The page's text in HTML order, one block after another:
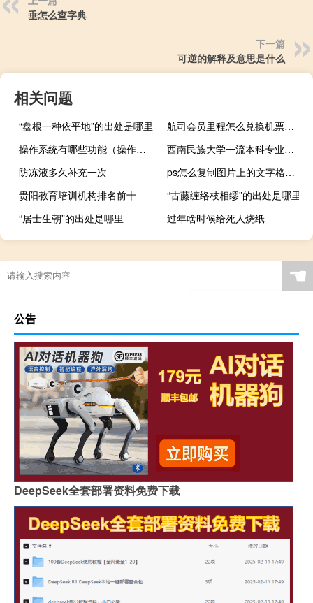
垂怎么查字典
下一篇
可逆的解释及意思是什么
相关问题
“盘根一种依平地”的出处是哪里
航司会员里程怎么兑换机票（收藏|国内航司里程兑换指南）
操作系统有哪些功能（操作系统有哪些）
西南民族大学一流本科专业建设名单
防冻液多久补充一次
ps怎么复制图片上的文字格式（用PS怎么复制图片上的文字）
贵阳教育培训机构排名前十
“古藤缠络枝相缪”的出处是哪里
“居士生朝”的出处是哪里
过年啥时候给死人烧纸
☚
公告
DeepSeek全套部署资料免费下载